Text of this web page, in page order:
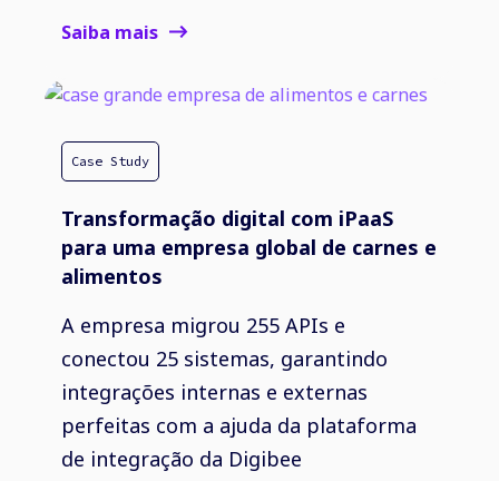
Saiba mais
Case Study
Transformação digital com iPaaS
para uma empresa global de carnes e
alimentos
A empresa migrou 255 APIs e
conectou 25 sistemas, garantindo
integrações internas e externas
perfeitas com a ajuda da plataforma
de integração da Digibee